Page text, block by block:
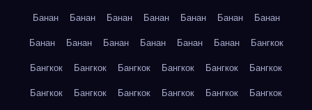
Банан
Банан Банан Банан Банан Банан
Банан
Банан
Банан Банан Банан Банан Банан
Бангкок
Бангкок
Бангкок Бангкок Бангкок Бангкок
Бангкок
Бангкок
Бангкок Бангкок Бангкок Бангкок Бангкок